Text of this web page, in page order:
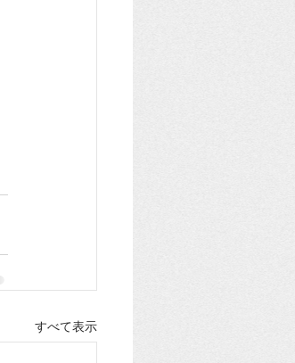
すべて表示